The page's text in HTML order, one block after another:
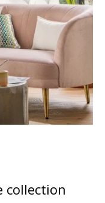
collection